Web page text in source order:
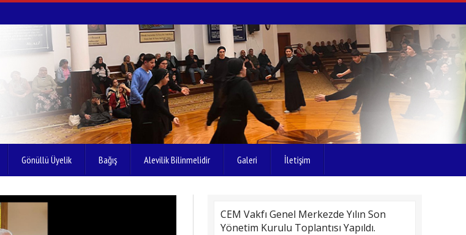
Gönüllü Üyelik Bağış Alevilik Bilinmelidir Galeri İletişim
CEM Vakfı Genel Merkezde Yılın Son
Yönetim Kurulu Toplantısı Yapıldı.